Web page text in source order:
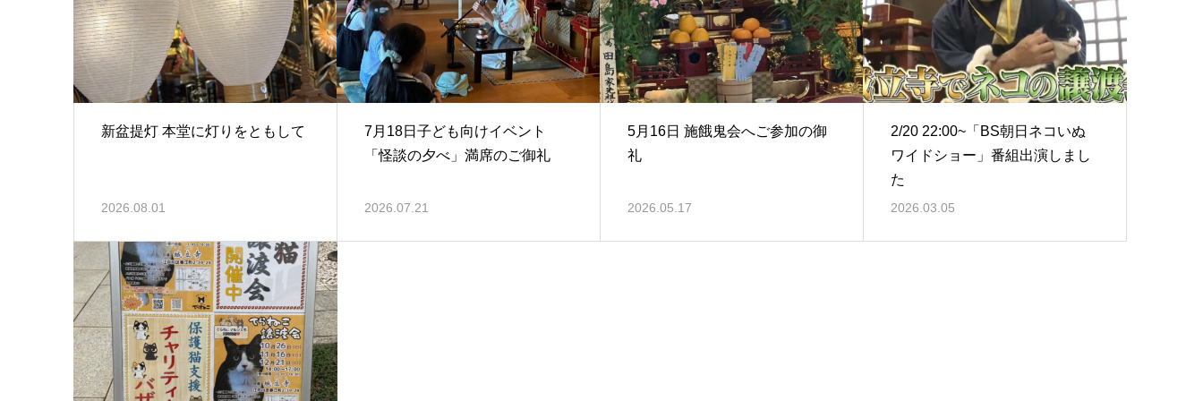
新盆提灯 本堂に灯りをともして
2026.08.01
7月18日子ども向けイベント
「怪談の夕べ」満席のご御礼
2026.07.21
5月16日 施餓鬼会へご参加の御
礼
2026.05.17
2/20 22:00~「BS朝日ネコいぬ
ワイドショー」番組出演しまし
た
2026.03.05